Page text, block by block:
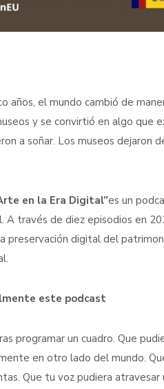
años, el mundo cambió de
y se convirtió en algo que
a soñar. Los museos
en la Era Digital”es un
A través de diez episodios en
preservación digital del
este podcast
programar un cuadro. Que
en otro lado del mundo.
Que tu voz pudiera